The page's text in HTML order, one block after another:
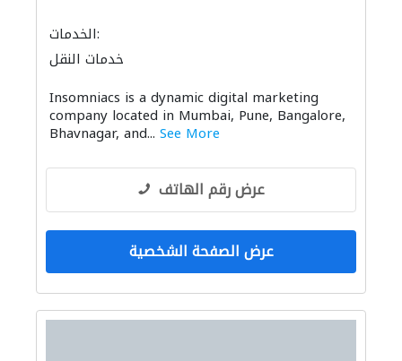
الخدمات:
خدمات النقل
Insomniacs is a dynamic digital marketing
company located in Mumbai, Pune, Bangalore,
Bhavnagar, and... See More
عرض رقم الهاتف
عرض الصفحة الشخصية